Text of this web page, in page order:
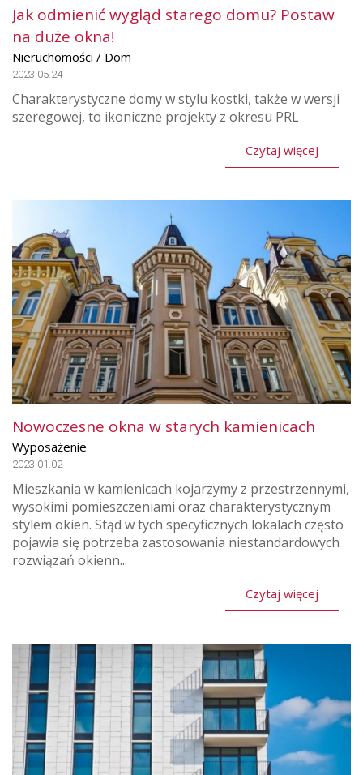
Jak odmienić wygląd starego domu? Postaw
na duże okna!
Nieruchomości / Dom
2023.05.24
Charakterystyczne domy w stylu kostki, także w wersji
szeregowej, to ikoniczne projekty z okresu PRL
Czytaj więcej
Nowoczesne okna w starych kamienicach
Wyposażenie
2023.01.02
Mieszkania w kamienicach kojarzymy z przestrzennymi,
wysokimi pomieszczeniami oraz charakterystycznym
stylem okien. Stąd w tych specyficznych lokalach często
pojawia się potrzeba zastosowania niestandardowych
rozwiązań okienn...
Czytaj więcej